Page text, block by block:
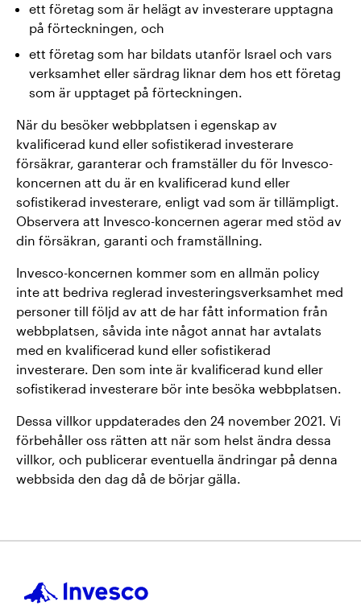
ett företag som är helägt av investerare upptagna
på förteckningen, och
ett företag som har bildats utanför Israel och vars
verksamhet eller särdrag liknar dem hos ett företag
som är upptaget på förteckningen.
När du besöker webbplatsen i egenskap av
kvalificerad kund eller sofistikerad investerare
försäkrar, garanterar och framställer du för Invesco-
koncernen att du är en kvalificerad kund eller
sofistikerad investerare, enligt vad som är tillämpligt.
Observera att Invesco-koncernen agerar med stöd av
din försäkran, garanti och framställning.
Invesco-koncernen kommer som en allmän policy
inte att bedriva reglerad investeringsverksamhet med
personer till följd av att de har fått information från
webbplatsen, såvida inte något annat har avtalats
med en kvalificerad kund eller sofistikerad
investerare. Den som inte är kvalificerad kund eller
sofistikerad investerare bör inte besöka webbplatsen.
Dessa villkor uppdaterades den 24 november 2021. Vi
förbehåller oss rätten att när som helst ändra dessa
villkor, och publicerar eventuella ändringar på denna
webbsida den dag då de börjar gälla.